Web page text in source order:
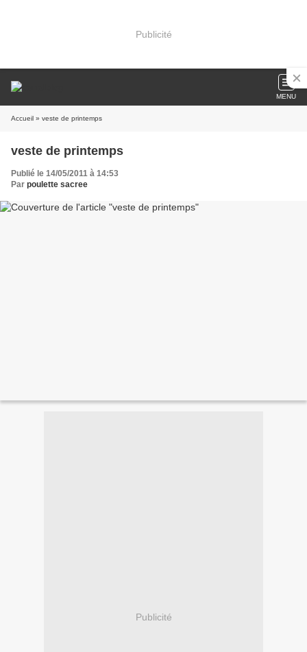
Publicité
MENU
Accueil » veste de printemps
veste de printemps
Publié le 14/05/2011 à 14:53
Par poulette sacree
Publicité